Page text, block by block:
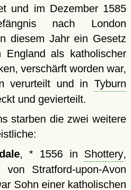
und im Dezember 1585
nach London
diesem Jahr ein Gesetz
England als katholischer
verschärft worden war,
verurteilt und in Tyburn
und gevierteilt.
starben die zwei weitere
, * 1556 in Shottery,
von Stratford-upon-Avon
Sohn einer katholischen